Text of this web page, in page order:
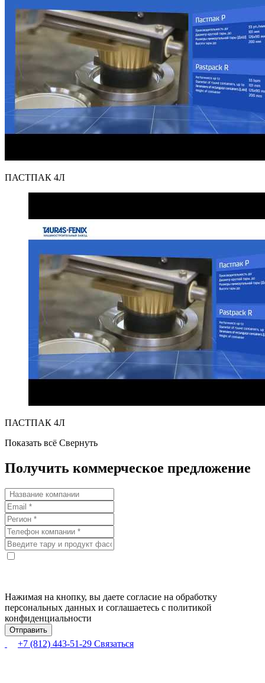
ПАСТПАК 4Л
ПАСТПАК 4Л
Показать всё Свернуть
Получить коммерческое предложение
Нажимая на кнопку, вы даете согласие на обработку
персональных данных и соглашаетесь с политикой
конфиденциальности
+7 (812) 443-51-29 Связаться